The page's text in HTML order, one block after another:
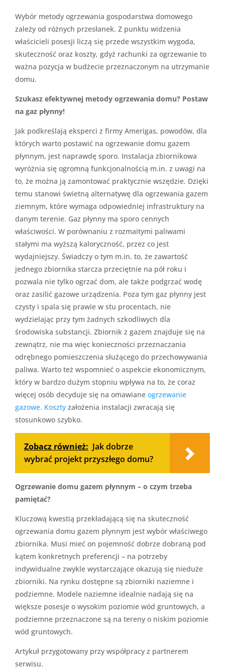
Wybór metody ogrzewania gospodarstwa domowego
zależy od różnych przesłanek. Z punktu widzenia
właścicieli posesji liczą się przede wszystkim wygoda,
skuteczność oraz koszty, gdyż rachunki za ogrzewanie to
ważna pozycja w budżecie przeznaczonym na utrzymanie
domu.
Szukasz efektywnej metody ogrzewania domu? Postaw
na gaz płynny!
Jak podkreślają eksperci z firmy Amerigas, powodów, dla
których warto postawić na ogrzewanie domu gazem
płynnym, jest naprawdę sporo. Instalacja zbiornikowa
wyróżnia się ogromną funkcjonalnością m.in. z uwagi na
to, że można ją zamontować praktycznie wszędzie. Dzięki
temu stanowi świetną alternatywę dla ogrzewania gazem
ziemnym, które wymaga odpowiedniej infrastruktury na
danym terenie. Gaz płynny ma sporo cennych
właściwości. W porównaniu z rozmaitymi paliwami
stałymi ma wyższą kaloryczność, przez co jest
wydajniejszy. Świadczy o tym m.in. to, że zawartość
jednego zbiornika starcza przeciętnie na pół roku i
pozwala nie tylko ogrzać dom, ale także podgrzać wodę
oraz zasilić gazowe urządzenia. Poza tym gaz płynny jest
czysty i spala się prawie w stu procentach, nie
wydzielając przy tym żadnych szkodliwych dla
środowiska substancji. Zbiornik z gazem znajduje się na
zewnątrz, nie ma więc konieczności przeznaczania
odrębnego pomieszczenia służącego do przechowywania
paliwa. Warto też wspomnieć o aspekcie ekonomicznym,
który w bardzo dużym stopniu wpływa na to, że coraz
więcej osób decyduje się na omawiane ogrzewanie
gazowe. Koszty założenia instalacji zwracają się
stosunkowo szybko.
Zobacz również: Jak dobrze
wybrać projekt przyszłego domu?
Ogrzewanie domu gazem płynnym – o czym trzeba
pamiętać?
Kluczową kwestią przekładającą się na skuteczność
ogrzewania domu gazem płynnym jest wybór właściwego
zbiornika. Musi mieć on pojemność dobrze dobraną pod
kątem konkretnych preferencji – na potrzeby
indywidualne zwykle wystarczające okazują się nieduże
zbiorniki. Na rynku dostępne są zbiorniki naziemne i
podziemne. Modele naziemne idealnie nadają się na
większe posesje o wysokim poziomie wód gruntowych, a
podziemne przeznaczone są na tereny o niskim poziomie
wód gruntowych.
Artykuł przygotowany przy współpracy z partnerem
serwisu.